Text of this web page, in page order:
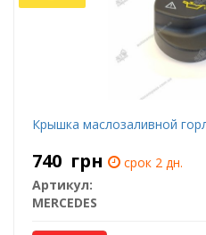
Крышка маслозаливной
740 грн
срок 2 дн.
Артикул:
MERCEDES